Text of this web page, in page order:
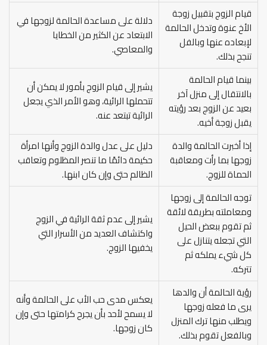
قيام الزوج بتقبيل زوجة
الأخ عنوة وتدخل الحالمة
لإبعاده عنها وبالفل
تنجح بذلك.
دلالة على مساعدة الحالمة لزوجها في
الابتعاد عن الكثير من الخطايا
والمعاصي.
بينما قيام الحالمة
بالانتقال إلى منزل آخر
بعيد عن الزوج بعد رؤيته
يقبل زوجة أخيه.
يشير إلى قيام الزوج بأمور لا يمكن أن
تتحملها الرائية، وهو الأمر الذي يجعل
الرائية تبتعد عنه.
إذا أخبرت الحالمة والدة
زوجها بما رأت ومعاقبة
الحماة للزوج.
دليل على عدل والدة الزوج وأنها امرأة
حكيمة دائمًا ما تنصر المظلوم وتعاقب
الظالم حتى وإن كان ابنها.
توجه الحالمة إلى زوجها
ومعاملته بطريقة لائقة
ثم تقوم ببعض الحيل
التي تجعله يتنازل على
كل شيء يملكه ثم
تتركه.
يشير إلى عدم ثقة الرائية في الزوج
واكتشاف العديد من الأسرار التي
يخفيها الزوج.
رؤية الحالمة أن والدها
يرى ما فعله زوجها
ويطلب منها ترك المنزل
وبالفعل تقوم بذلك.
يعكس مدى حب الأب على الحالمة وأنه
لا يسمح لأحد بأن يجرح كرامتها حتى وإن
كان زوجها.